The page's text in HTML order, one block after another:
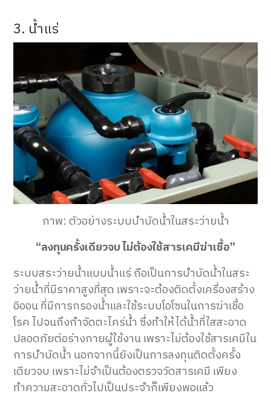
3. น้ำแร่
ภาพ: ตัวอย่างระบบบำบัดน้ำในสระว่ายน้ำ
“ลงทุนครั้งเดียวจบ ไม่ต้องใช้สารเคมีฆ่าเชื้อ”
ระบบสระว่ายน้ำแบบน้ำแร่ ถือเป็นการบำบัดน้ำในสระ
ว่ายน้ำที่มีราคาสูงที่สุด เพราะจะต้องติดตั้งเครื่องสร้าง
อิออน ที่มีการกรองน้ำและใช้ระบบโอโซนในการฆ่าเชื้อ
โรค ไปจนถึงกำจัดตะไคร่น้ำ ซึ่งทำให้ได้น้ำที่ใสสะอาด
ปลอดภัยต่อร่างกายผู้ใช้งาน เพราะไม่ต้องใช้สารเคมีใน
การบำบัดน้ำ นอกจากนี้ยังเป็นการลงทุนติดตั้งครั้ง
เดียวจบ เพราะไม่จำเป็นต้องตรวจวัดสารเคมี เพียง
ทำความสะอาดทั่วไปเป็นประจำก็เพียงพอแล้ว